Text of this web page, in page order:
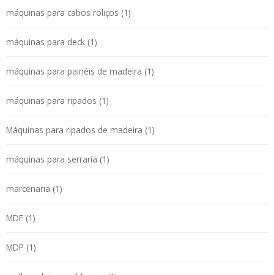
máquinas para cabos roliços (1)
máquinas para deck (1)
máquinas para painéis de madeira (1)
máquinas para ripados (1)
Máquinas para ripados de madeira (1)
máquinas para serraria (1)
marcenaria (1)
MDF (1)
MDP (1)